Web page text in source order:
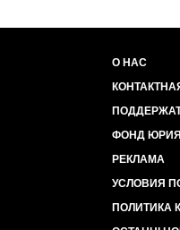
О НАС
ФОНД
РЕКЛАМА
УСЛОВИЯ
ПОЛИТИКА